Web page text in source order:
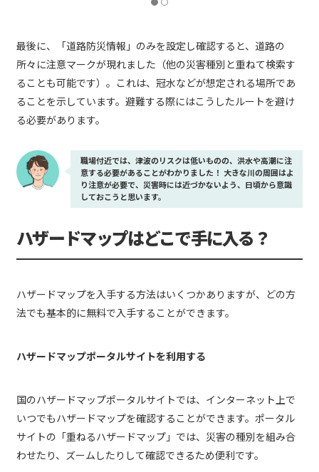
最後に、「道路防災情報」のみを設定し確認すると、道路の
所々に注意マークが現れました（他の災害種別と重ねて検索す
ることも可能です）。これは、冠水などが想定される場所であ
ることを示しています。避難する際にはこうしたルートを避け
る必要があります。
職場付近では、津波のリスクは低いものの、洪水や高潮に注
意する必要があることがわかりました！ 大きな川の周囲はよ
り注意が必要で、災害時には近づかないよう、日頃から意識
しておこうと思います。
ハザードマップはどこで手に入る？
ハザードマップを入手する方法はいくつかありますが、どの方
法でも基本的に無料で入手することができます。
ハザードマップポータルサイトを利用する
国のハザードマップポータルサイトでは、インターネット上で
いつでもハザードマップを確認することができます。ポータル
サイトの「重ねるハザードマップ」では、災害の種別を組み合
わせたり、ズームしたりして確認できるため便利です。